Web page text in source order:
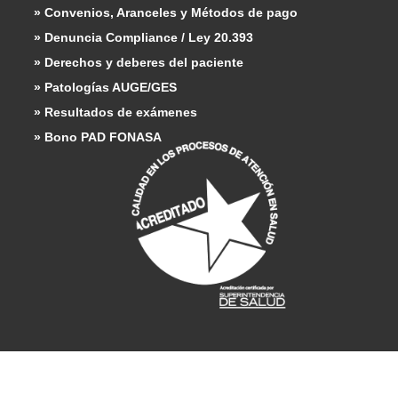
» Convenios, Aranceles y Métodos de pago
» Denuncia Compliance / Ley 20.393
» Derechos y deberes del paciente
» Patologías AUGE/GES
» Resultados de exámenes
» Bono PAD FONASA